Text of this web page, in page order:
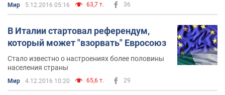
Мир 5.12.2016 05:16 63,7 т. 36
В Италии стартовал референдум,
который может "взорвать" Евросоюз
Стало известно о настроениях более половины
населения страны
Мир 4.12.2016 10:20 65,6 т. 29